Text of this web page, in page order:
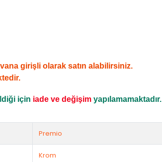
girişli olarak satın alabilirsiniz.
için iade ve değişim yapılamamaktadır.
Premio
Krom